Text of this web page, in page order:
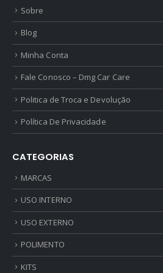
Sobre
Blog
Minha Conta
Fale Conosco – Dmg Car Care
Politica de Troca e Devolução
Política De Privacidade
CATEGORIAS
MARCAS
USO INTERNO
USO EXTERNO
POLIMENTO
KITS